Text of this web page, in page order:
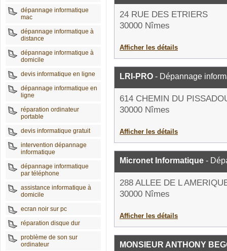
dépannage informatique
mac
dépannage informatique à
distance
dépannage informatique à
domicile
devis informatique en ligne
dépannage informatique en
ligne
réparation ordinateur
portable
devis informatique gratuit
intervention dépannage
informatique
dépannage informatique
par téléphone
assistance informatique à
domicile
ecran noir sur pc
réparation disque dur
problème de son sur
ordinateur
24 RUE DES ETRIERS
30000 Nîmes
Afficher les détails
LRI-PRO - Dépannage
614 CHEMIN DU
30000 Nîmes
Afficher les détails
Micronet Informatique -
288 ALLEE DE L
30000 Nîmes
Afficher les détails
MONSIEUR ANTHONY